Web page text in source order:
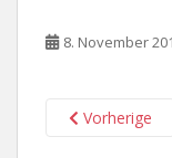
8. November
Vorherige